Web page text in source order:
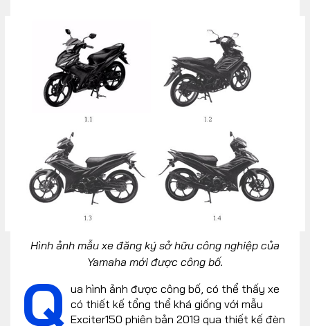
Hình ảnh mẫu xe đăng ký sở hữu công nghiệp của
Yamaha mới được công bố.
Q ua hình ảnh được công bố, có thể thấy xe
có thiết kế tổng thể khá giống với mẫu
Exciter150 phiên bản 2019 qua thiết kế đèn